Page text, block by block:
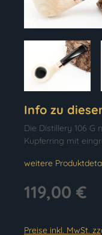
Info zu
Die Distillery 106 G
Kupferring mit
weitere
119,00 €
Preise inkl. MwSt.